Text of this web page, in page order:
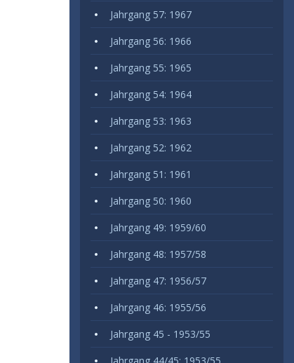
Jahrgang 57: 1967
Jahrgang 56: 1966
Jahrgang 55: 1965
Jahrgang 54: 1964
Jahrgang 53: 1963
Jahrgang 52: 1962
Jahrgang 51: 1961
Jahrgang 50: 1960
Jahrgang 49: 1959/60
Jahrgang 48: 1957/58
Jahrgang 47: 1956/57
Jahrgang 46: 1955/56
Jahrgang 45 - 1953/55